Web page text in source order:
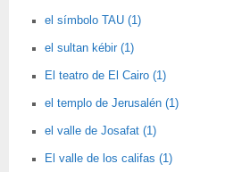
el símbolo TAU (1)
el sultan kébir (1)
El teatro de El Cairo (1)
el templo de Jerusalén (1)
el valle de Josafat (1)
El valle de los califas (1)